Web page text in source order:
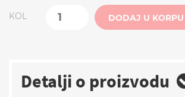
KOL DODAJ U KORPU
Detalji o proizvodu